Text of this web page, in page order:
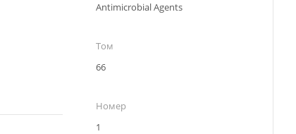
Antimicrobial Agents
Том
66
Номер
1